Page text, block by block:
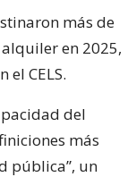
más de
en 2025,
el CELS.
del
más
pública”, un